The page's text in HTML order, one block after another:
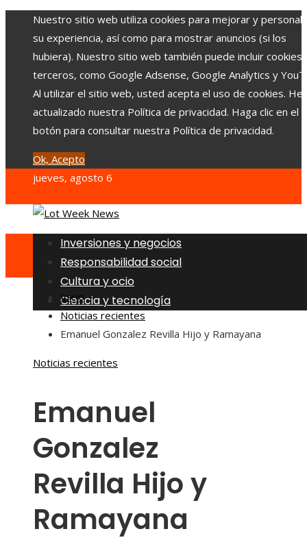
Nuestro sitio web utiliza cookies para mejorar y
su experiencia, así como para mostrar anuncios (si los
hubiera). Nuestro sitio web también puede incluir cookies
terceros, como Google Adsense, Google Analytics y
Al utilizar el sitio web, usted acepta el uso de cookies.
actualizado nuestra Política de privacidad. Haga clic en el
botón para consultar nuestra Política de privacidad.
Ok, Acepto
jueves, agosto 6
Inversiones y negocios
Responsabilidad social
Cultura y ocio
Ciencia y tecnología
Inicio
Noticias recientes
Emanuel Gonzalez Revilla Hijo y Ramayana
Noticias recientes
Emanuel
Gonzalez
Revilla Hijo y
Ramayana